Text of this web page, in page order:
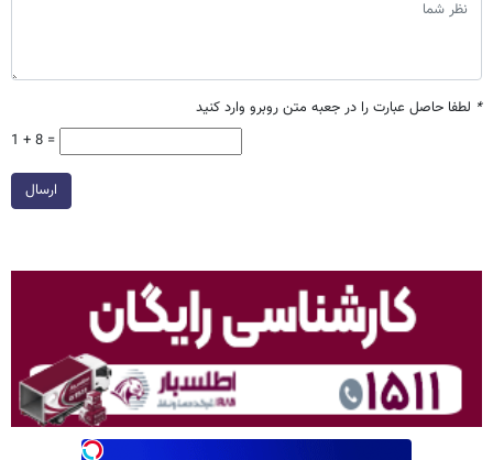
* لطفا حاصل عبارت را در جعبه متن روبرو وارد کنید
1 + 8 =
ارسال